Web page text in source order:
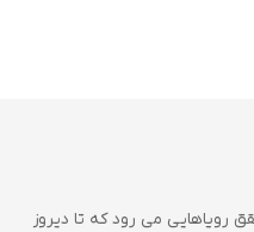
رویاهایی می رود که تا دیروز